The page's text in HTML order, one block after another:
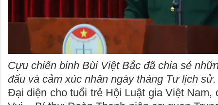
Cựu chiến binh Bùi Việt Bắc đã chia sẻ
đấu và cảm xúc nhân ngày tháng Tư lịch sử.
Đại diện cho tuổi trẻ Hội Luật gia Việt Nam,